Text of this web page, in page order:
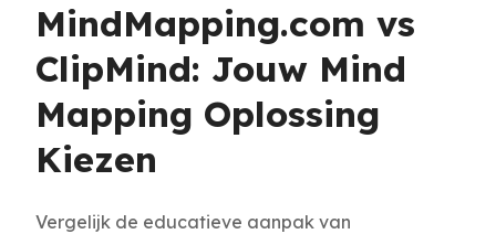
MindMapping.com vs
ClipMind: Jouw Mind
Mapping Oplossing
Kiezen
Vergelijk de educatieve aanpak van